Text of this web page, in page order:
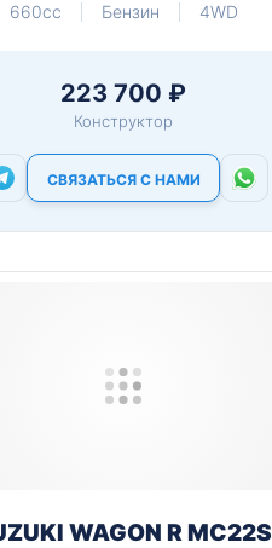
660cc
Бензин 4WD
223 700 ₽
Конструктор
СВЯЗАТЬСЯ С НАМИ
WAGON R MC22S